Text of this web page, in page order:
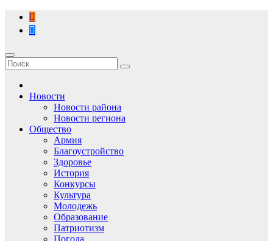
Перейти
содержимому
Новости
Новости района
Новости региона
Общество
Армия
Благоустройство
Здоровье
История
Конкурсы
Культура
Молодежь
Образование
Патриотизм
Погода